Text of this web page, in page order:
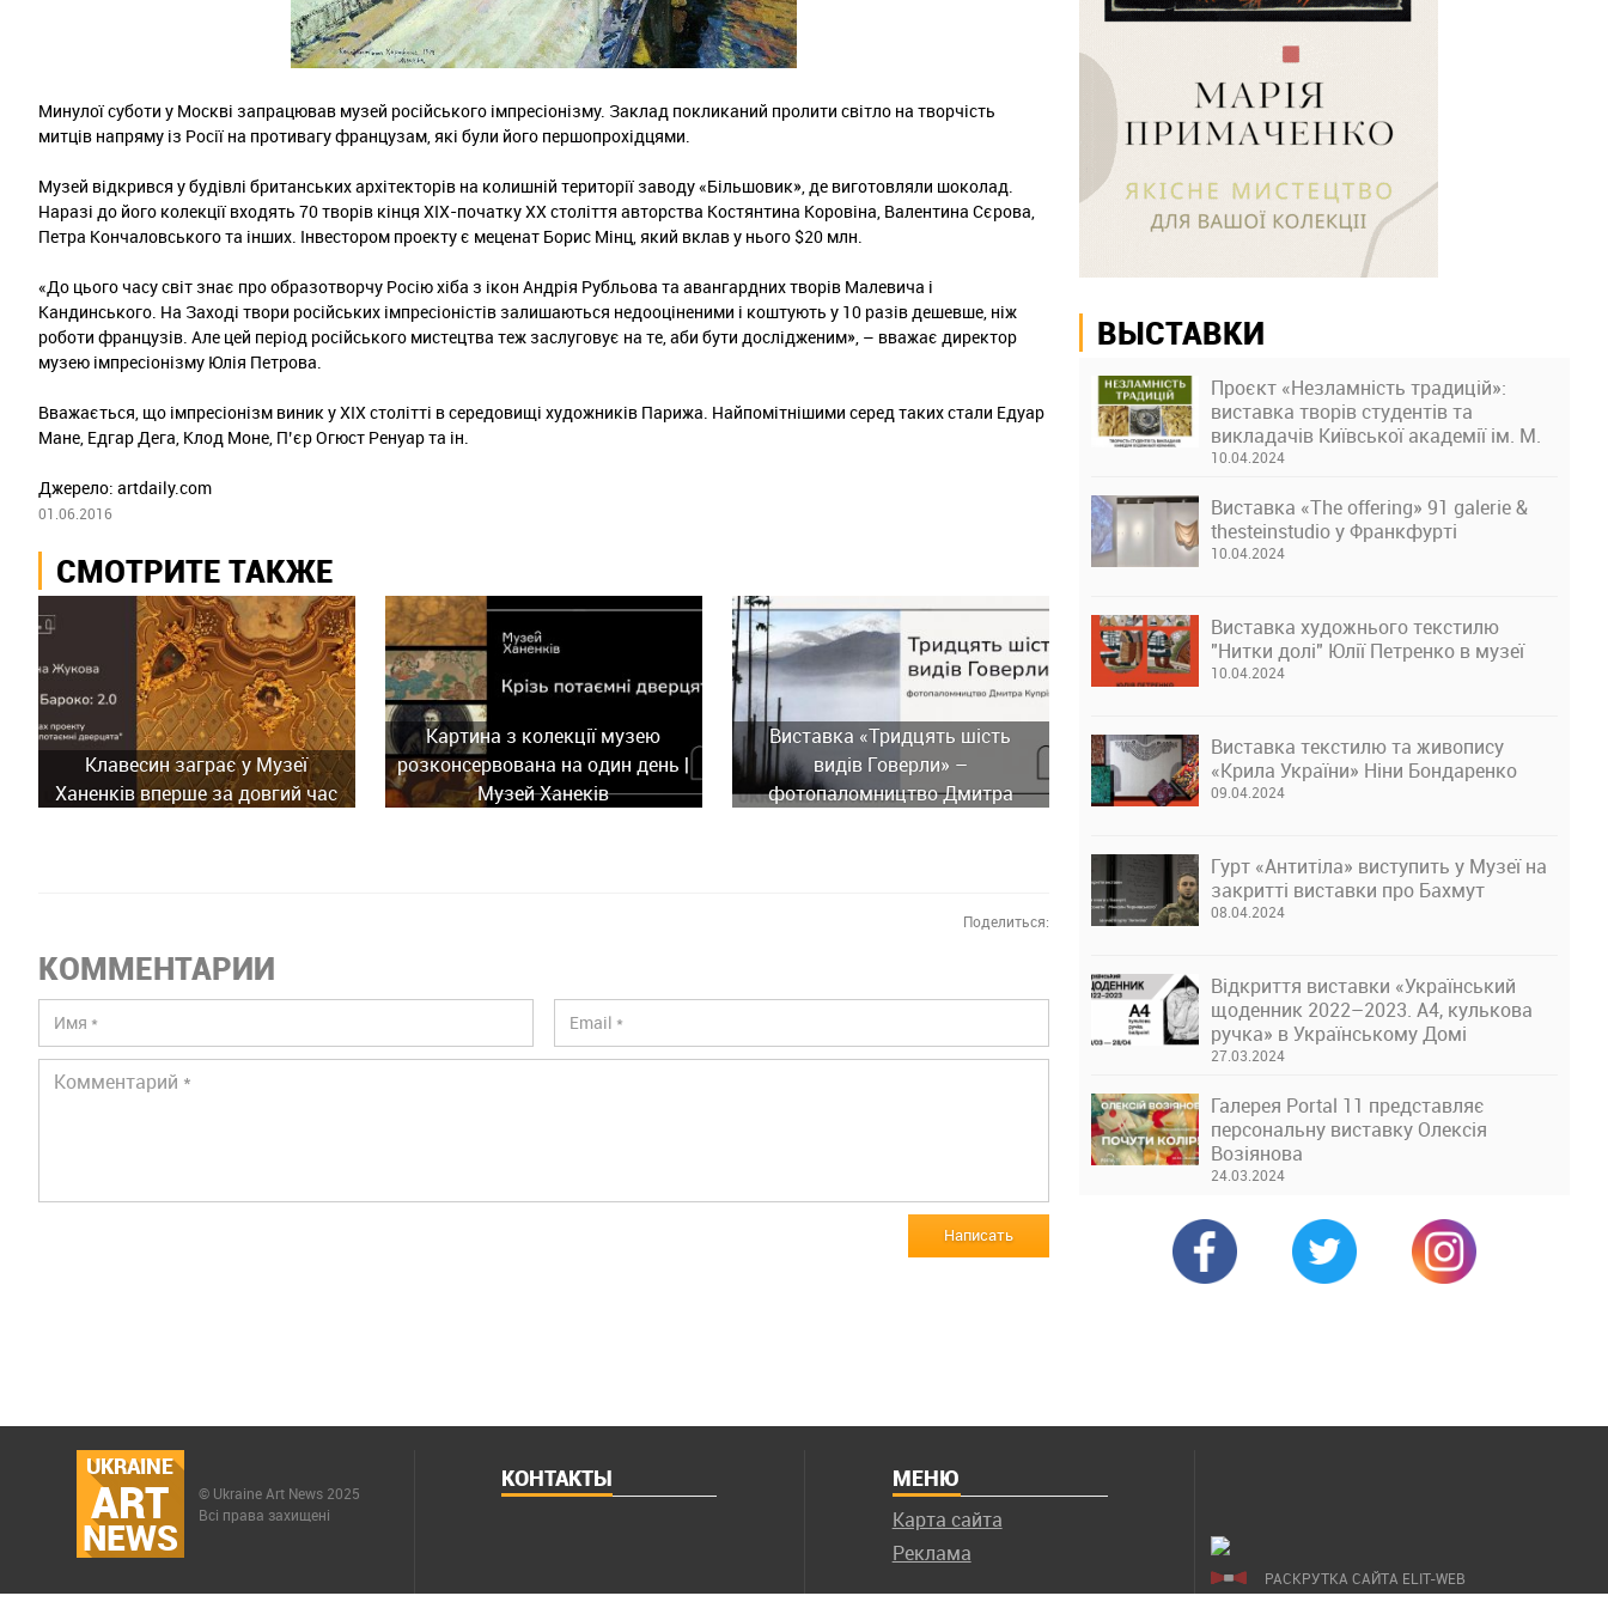
Минулої суботи у Москві запрацював музей російського імпресіонізму. Заклад покликаний пролити світло на творчість
митців напряму із Росії на противагу французам, які були його першопрохідцями.
Музей відкрився у будівлі британських архітекторів на колишній території заводу «Більшовик», де виготовляли шоколад.
Наразі до його колекції входять 70 творів кінця ХІХ-початку ХХ століття авторства Костянтина Коровіна, Валентина Сєрова,
Петра Кончаловського та інших. Інвестором проекту є меценат Борис Мінц, який вклав у нього $20 млн.
«До цього часу світ знає про образотворчу Росію хіба з ікон Андрія Рубльова та авангардних творів Малевича і
Кандинського. На Заході твори російських імпресіоністів залишаються недооціненими і коштують у 10 разів дешевше, ніж
роботи французів. Але цей період російського мистецтва теж заслуговує на те, аби бути дослідженим», – вважає директор
музею імпресіонізму Юлія Петрова.
Вважається, що імпресіонізм виник у ХІХ столітті в середовищі художників Парижа. Найпомітнішими серед таких стали Едуар
Мане, Едгар Дега, Клод Моне, П’єр Огюст Ренуар та ін.
Джерело: artdaily.com
01.06.2016
СМОТРИТЕ ТАКЖЕ
Клавесин заграє у Музеї
Ханенків вперше за довгий час
Картина з колекції музею
розконсервована на один день |
Музей Ханеків
Виставка «Тридцять шість
видів Говерли» –
фотопаломництво Дмитра
Поделиться:
КОММЕНТАРИИ
Написать
ВЫСТАВКИ
Проєкт «Незламність традицій»:
виставка творів студентів та
викладачів Київської академії ім. М.
Бойчука
10.04.2024
Виставка «The offering» 91 galerie &
thesteinstudio у Франкфурті
10.04.2024
Виставка художнього текстилю
"Нитки долі" Юлії Петренко в музеї
10.04.2024
Виставка текстилю та живопису
«Крила України» Ніни Бондаренко
09.04.2024
Гурт «Антитіла» виступить у Музеї на
закритті виставки про Бахмут
08.04.2024
Відкриття виставки «Український
щоденник 2022–2023. А4, кулькова
ручка» в Українському Домі
27.03.2024
Галерея Portal 11 представляє
персональну виставку Олексія
Возіянова
24.03.2024
UKRAINE
ART
NEWS
© Ukraine Art News 2025
Всі права захищені
КОНТАКТЫ МЕНЮ
Карта сайта
Реклама
РАСКРУТКА САЙТА ELIT-WEB